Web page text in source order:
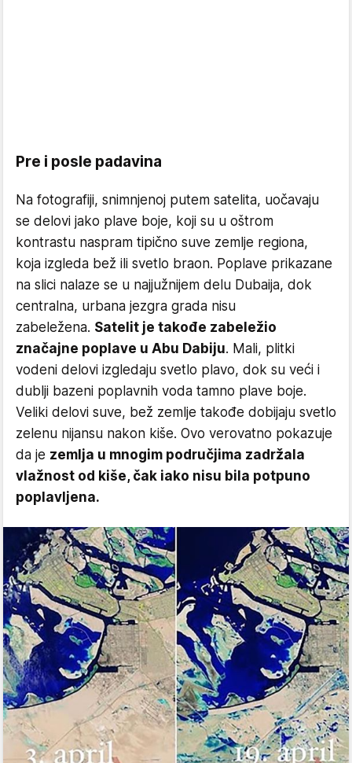
Pre i posle padavina
Na fotografiji, snimnjenoj putem satelita, uočavaju
se delovi jako plave boje, koji su u oštrom
kontrastu naspram tipično suve zemlje regiona,
koja izgleda bež ili svetlo braon. Poplave prikazane
na slici nalaze se u najjužnijem delu Dubaija, dok
centralna, urbana jezgra grada nisu
zabeležena. Satelit je takođe zabeležio
značajne poplave u Abu Dabiju. Mali, plitki
vodeni delovi izgledaju svetlo plavo, dok su veći i
dublji bazeni poplavnih voda tamno plave boje.
Veliki delovi suve, bež zemlje takođe dobijaju svetlo
zelenu nijansu nakon kiše. Ovo verovatno pokazuje
da je zemlja u mnogim područjima zadržala
vlažnost od kiše, čak iako nisu bila potpuno
poplavljena.